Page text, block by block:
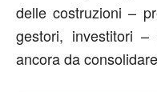
delle costruzioni –
gestori, investitori
ancora da